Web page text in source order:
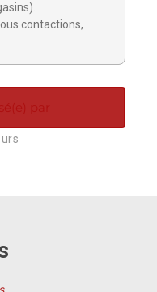
contactions,
par